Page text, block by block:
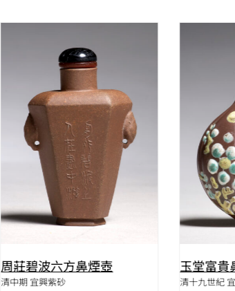
QUICK VIEW
周莊碧波六方鼻煙壺
清中期 宜興紫砂
玉堂富貴
清十九世紀